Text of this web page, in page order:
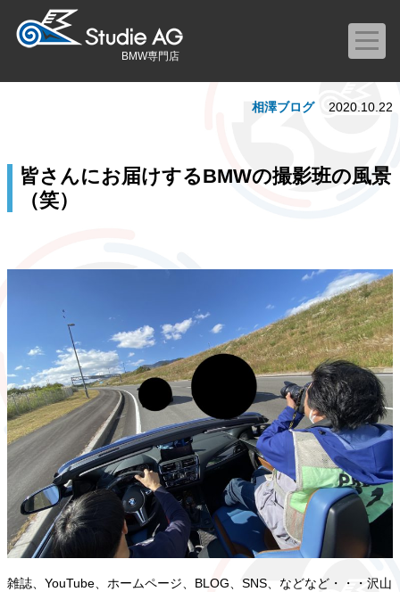
BMW専門店
皆さんにお届けするBMWの撮影班の風景
（笑）
相澤ブログ 2020.10.22
雑誌、YouTube、ホームページ、BLOG、SNS、などなど・・・沢山